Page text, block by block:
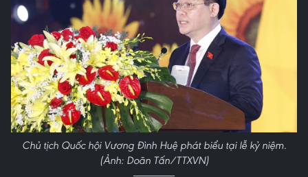
Chủ tịch Quốc hội Vương Đình Huệ phát biểu tại lễ kỷ niệm.
(Ảnh: Doãn Tấn/TTXVN)